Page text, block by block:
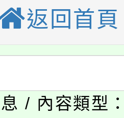
，詳情可洽有
能研習
教育及科技
活教案入校路
教育專業人
」8/29、30在
1時於龍潭區
返回首頁
/ 內容類型